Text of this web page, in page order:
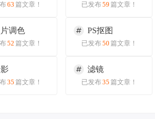
63 篇文章！ 已发布 59 篇文章！
调色
52 篇文章！
PS抠图
已发布 50 篇文章！
35 篇文章！
滤镜
已发布 35 篇文章！